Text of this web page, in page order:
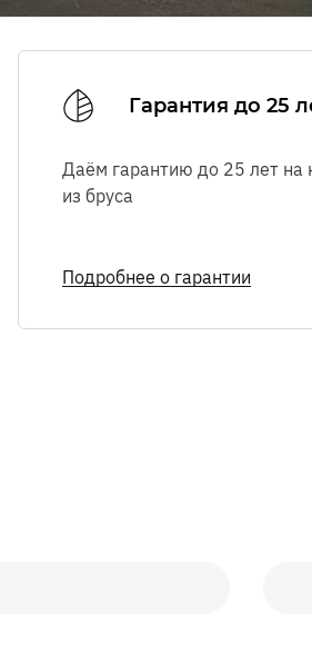
Гарантия до 25
Даём гарантию до 25 лет на
из бруса
Подробнее о гарантии